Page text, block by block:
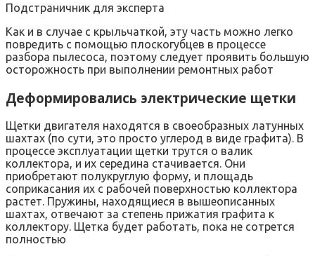
Подстраничник для эксперта
Как и в случае с крыльчаткой, эту часть можно легко
повредить с помощью плоскогубцев в процессе
разбора пылесоса, поэтому следует проявить большую
осторожность при выполнении ремонтных работ
Деформировались электрические щетки
Щетки двигателя находятся в своеобразных латунных
шахтах (по сути, это просто углерод в виде графита). В
процессе эксплуатации щетки трутся о валик
коллектора, и их середина стачивается. Они
приобретают полукруглую форму, и площадь
соприкасания их с рабочей поверхностью коллектора
растет. Пружины, находящиеся в вышеописанных
шахтах, отвечают за степень прижатия графита к
коллектору. Щетка будет работать, пока не сотрется
полностью